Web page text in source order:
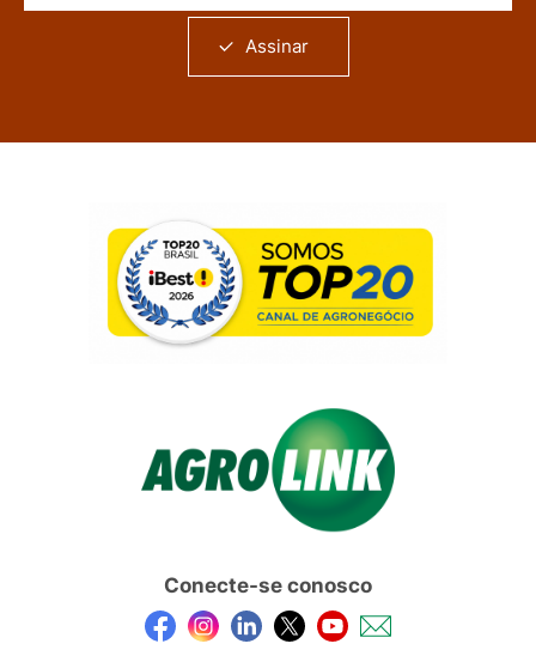
Assinar
Conecte-se conosco